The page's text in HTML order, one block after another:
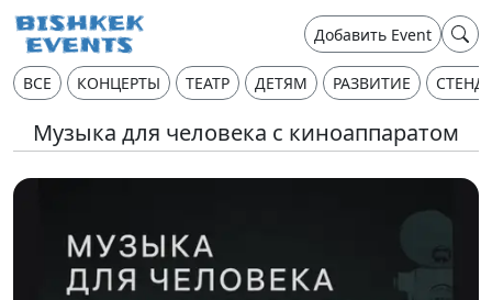
Добавить Event
ВСЕ КОНЦЕРТЫ ТЕАТР ДЕТЯМ РАЗВИТИЕ
Музыка для человека с киноаппаратом